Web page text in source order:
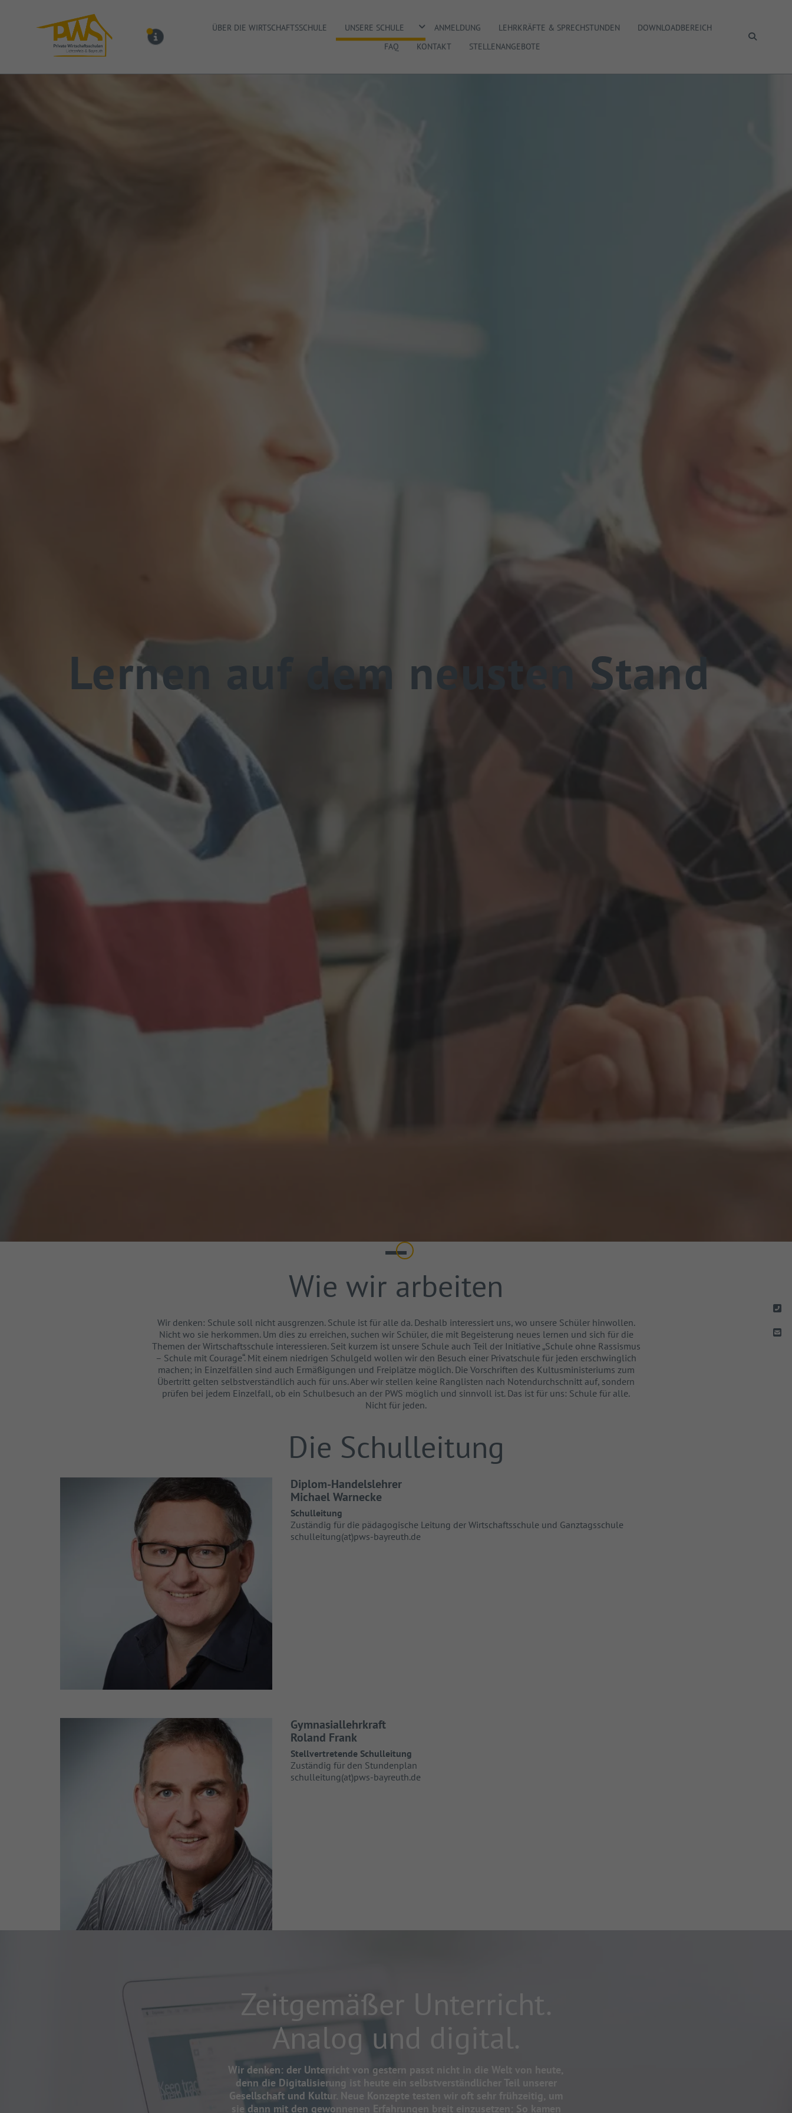
ÜBER DIE WIRTSCHAFTSSCHULE UNSERE SCHULE DROPDOWN ÖFFNEN
ANMELDUNG LEHRKRÄFTE & SPRECHSTUNDEN
DOWNLOADBEREICH
FAQ
KONTAKT STELLENANGEBOTE
Lernen auf dem neusten Stand
Einleitung
Wie wir arbeiten
Inhalt
Wir denken: Schule soll nicht ausgrenzen. Schule ist für alle da. Deshalb interessiert uns, wo unsere Schüler hinwollen.
Nicht wo sie herkommen. Um dies zu erreichen, suchen wir Schüler, die mit Begeisterung neues lernen und sich für die
Themen der Wirtschaftsschule interessieren. Seit kurzem ist unsere Schule auch Teil der Initiative „Schule ohne Rassismus
– Schule mit Courage“. Mit einem niedrigen Schulgeld wollen wir den Besuch einer Privatschule für jeden erschwinglich
machen; in Einzelfällen sind auch Ermäßigungen und Freiplätze möglich. Die Vorschriften des Kultusministeriums zum
Übertritt gelten selbstverständlich auch für uns. Aber wir stellen keine Ranglisten nach Notendurchschnitt auf, sondern
prüfen bei jedem Einzelfall, ob ein Schulbesuch an der PWS möglich und sinnvoll ist. Das ist für uns: Schule für alle.
Nicht für jeden.
Einleitung
Die Schulleitung
Diplom-Handelslehrer
Michael Warnecke
Schulleitung
Zuständig für die pädagogische Leitung der Wirtschaftsschule und Ganztagsschule
schulleitung(at)pws-bayreuth.de
Gymnasiallehrkraft
Roland Frank
Stellvertretende Schulleitung
Zuständig für den Stundenplan
schulleitung(at)pws-bayreuth.de
Zeitgemäßer Unterricht.
Analog und digital.
Wir denken: der Unterricht von gestern passt nicht in die Welt von heute,
denn die Digitalisierung ist heute ein selbstverständlicher Teil unserer
Gesellschaft und Kultur. Neue Konzepte testen wir oft sehr frühzeitig, um
sie dann mit den gewonnenen Erfahrungen breit einzusetzen: So kamen